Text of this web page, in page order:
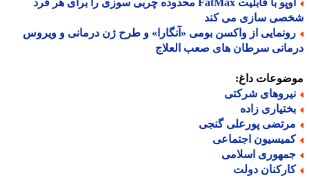
اوپو با قابلیت FatMax محدوده چربی سوزی را برای هر فرد
سازی می کند
از واکسن بومی «آنگارا» و طرح ژن درمانی و ویروس
سرطان های صعب العلاج
داغ:
شرکتی
زاده
پورعلی گنجی
اجتماعی
اسلامی
دولت